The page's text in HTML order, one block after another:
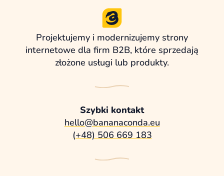
Projektujemy i modernizujemy strony
internetowe dla firm B2B, które sprzedają
złożone usługi lub produkty.
Szybki kontakt
hello@bananaconda.eu
(+48) 506 669 183